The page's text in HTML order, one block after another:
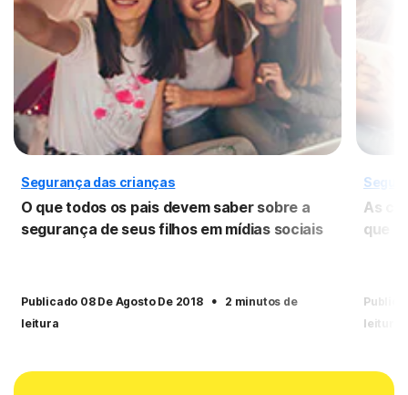
Segurança das crianças
O que todos os pais devem saber sobre a
segurança de seus filhos em mídias sociais
Publicado 08 De Agosto De 2018 ·
2 minutos de
leitura
As
que
leitura